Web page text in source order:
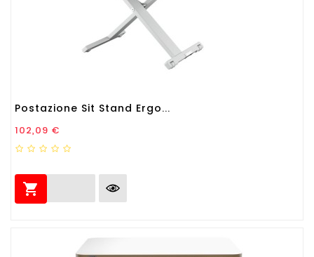
Postazione Sit Stand Ergo...
Prezzo
102,09 €
